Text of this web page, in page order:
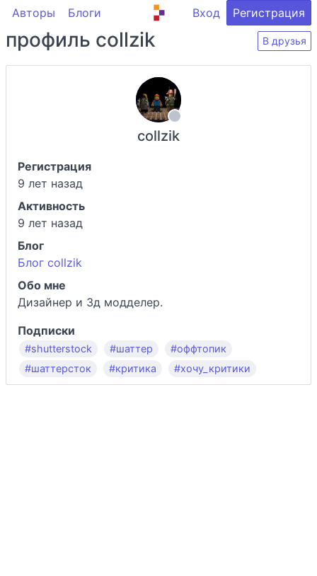
Авторы Блоги Вход Регистрация
профиль collzik В друзья
collzik
Регистрация
9 лет назад
Активность
9 лет назад
Блог
Блог collzik
Обо мне
Дизайнер и 3д модделер.
Подписки
#shutterstock #шаттер
#оффтопик
#шаттерсток
#критика #хочу_критики